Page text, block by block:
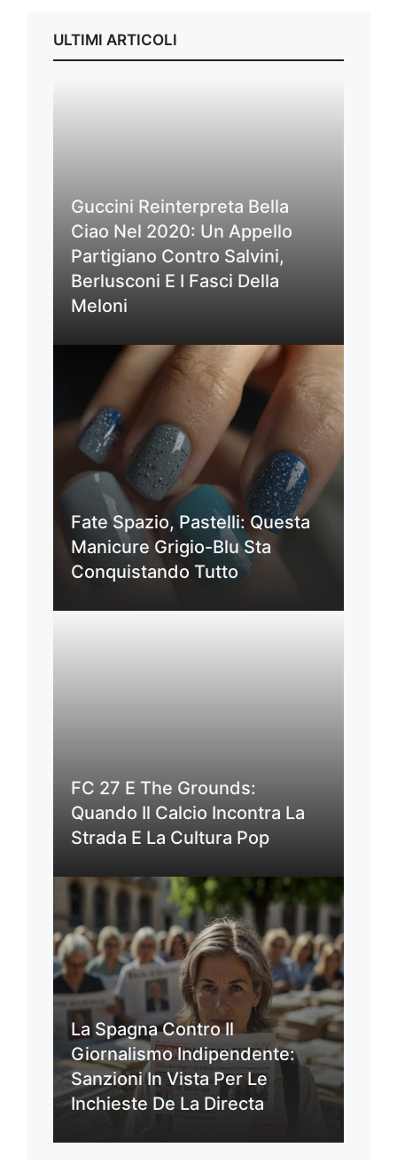
ULTIMI ARTICOLI
Guccini Reinterpreta Bella
Ciao Nel 2020: Un Appello
Partigiano Contro Salvini,
Berlusconi E I Fasci Della
Meloni
Fate Spazio, Pastelli: Questa
Manicure Grigio-Blu Sta
Conquistando Tutto
FC 27 E The Grounds:
Quando Il Calcio Incontra La
Strada E La Cultura Pop
La Spagna Contro Il
Giornalismo Indipendente:
Sanzioni In Vista Per Le
Inchieste De La Directa